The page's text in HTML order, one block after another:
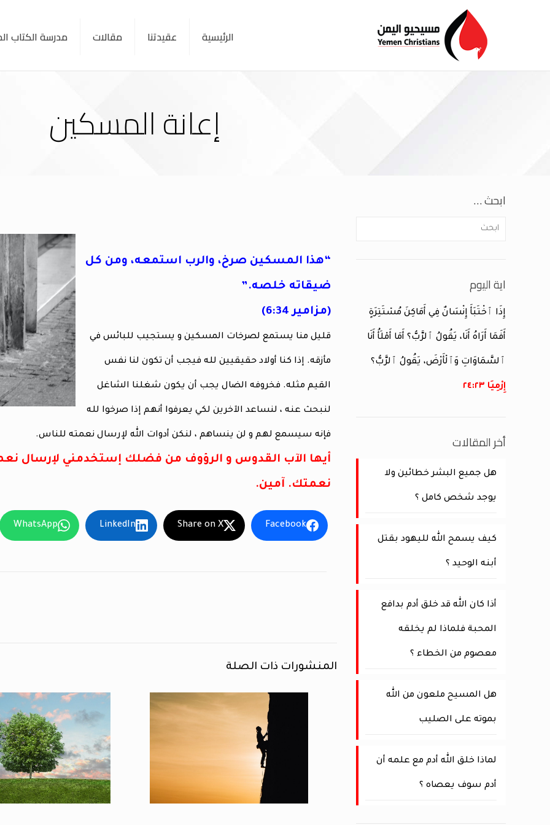
الرئيسية عقيدتنا مقالات مدرسة الكتاب
إعانة المسكين
“هذا المسكين صرخ، والرب استمعه، ومن كل
ضيقاته خلصه.”
(مزامير 6:34)
قليل منا يستمع لصرخات المسكين و يستجيب للبائس في
مأزقه. إذا كنا أولاد حقيقيين لله فيجب أن تكون لنا نفس
القيم مثله. فخروفه الضال يجب أن يكون شغلنا الشاغل
لنبحث عنه ، لنساعد الآخرين لكي يعرفوا أنهم إذا صرخوا لله
فإنه سيسمع لهم و لن ينساهم ، لنكن أدوات الله لإرسال نعمته للناس.
أيها الآب القدوس و الرؤوف من فضلك إستخدمني لإرسال
نعمتك. آمين.
Facebook
Share on X
LinkedIn
WhatsApp
المنشورات ذات الصلة
ابحث …
اية اليوم
إِذَا ٱخْتَبَأَ إِنْسَانٌ فِي أَمَاكِنَ مُسْتَتِرَةٍ
أَفَمَا أَرَاهُ أَنَا، يَقُولُ ٱلرَّبُّ؟ أَمَا أَمْلَأُ أَنَا
ٱلسَّمَاوَاتِ وَٱلْأَرْضَ، يَقُولُ ٱلرَّبُّ؟
إِرْمِيَا ٢٣:‏٢٤
أخر المقالات
هل جميع البشر خطائين ولا
يوجد شخص كامل ؟
كيف يسمح الله لليهود بقتل
أبنه الوحيد ؟
أذا كان الله قد خلق أدم بدافع
المحبة فلماذا لم يخلقه
معصوم من الخطاء ؟
هل المسيح ملعون من الله
بموته على الصليب
لماذا خلق الله أدم مع علمه أن
أدم سوف يعصاه ؟